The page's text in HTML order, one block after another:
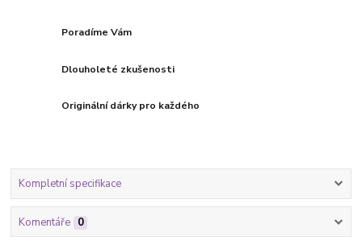
Poradíme Vám
Dlouholeté zkušenosti
Originální dárky pro každého
Kompletní specifikace
Komentáře 0